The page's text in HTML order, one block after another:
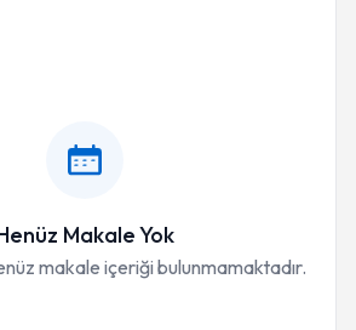
Makale Yok
makale içeriği bulunmamaktadır.